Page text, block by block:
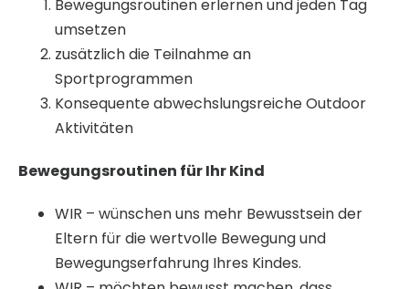
Bewegungsroutinen erlernen und jeden Tag
umsetzen
zusätzlich die Teilnahme an
Sportprogrammen
Konsequente abwechslungsreiche Outdoor
Aktivitäten
Bewegungsroutinen für Ihr Kind
WIR – wünschen uns mehr Bewusstsein der
Eltern für die wertvolle Bewegung und
Bewegungserfahrung Ihres Kindes.